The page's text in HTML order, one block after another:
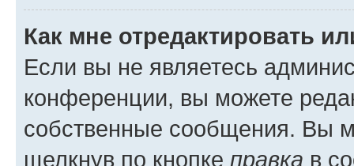
Как мне отредактировать
Если вы не являетесь
конференции, вы можете
собственные сообщения. Вы
щелкнув по кнопке правка в